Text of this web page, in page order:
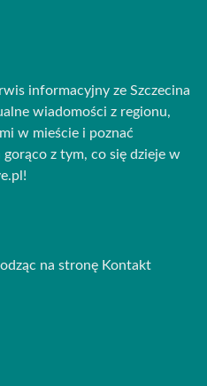
informacyjny ze Szczecina
wiadomości z regionu,
w mieście i poznać
z tym, co się dzieje w
na stronę Kontakt